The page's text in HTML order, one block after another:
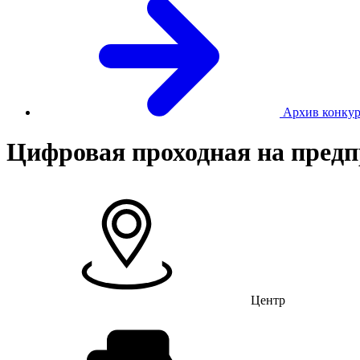
Архив
Цифровая проходная на
Центр